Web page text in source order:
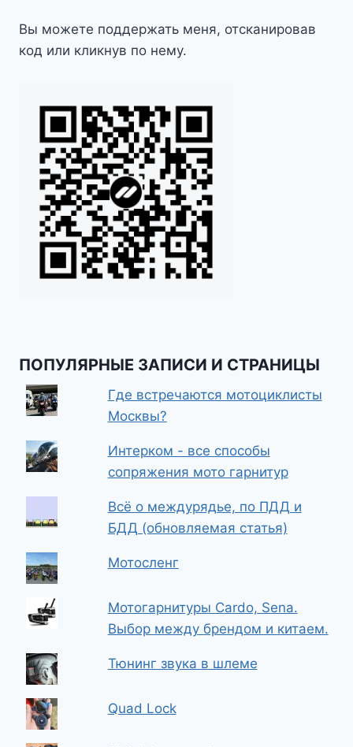
Вы можете поддержать меня, отсканировав
код или кликнув по нему.
ПОПУЛЯРНЫЕ ЗАПИСИ И СТРАНИЦЫ
Где встречаются мотоциклисты
Москвы?
Интерком - все способы
сопряжения мото гарнитур
Всё о междурядье, по ПДД и
БДД (обновляемая статья)
Мотосленг
Мотогарнитуры Cardo, Sena.
Выбор между брендом и китаем.
Тюнинг звука в шлеме
Quad Lock